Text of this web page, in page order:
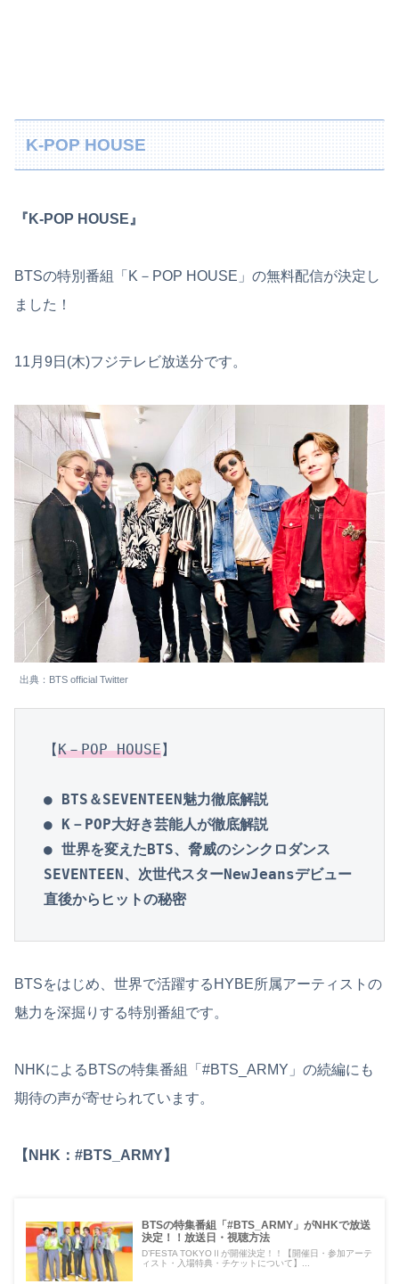
K-POP HOUSE
『K-POP HOUSE』
BTSの特別番組「K－POP HOUSE」の無料配信が決定し
ました！
11月9日(木)フジテレビ放送分です。
出典：BTS official Twitter
【K－POP HOUSE】
● BTS＆SEVENTEEN魅力徹底解説
● K－POP大好き芸能人が徹底解説
● 世界を変えたBTS、脅威のシンクロダンス
SEVENTEEN、次世代スターNewJeansデビュー
直後からヒットの秘密
BTSをはじめ、世界で活躍するHYBE所属アーティストの
魅力を深掘りする特別番組です。
NHKによるBTSの特集番組「#BTS_ARMY」の続編にも
期待の声が寄せられています。
【NHK：#BTS_ARMY】
BTSの特集番組「#BTS_ARMY」がNHKで放送
決定！！放送日・視聴方法
D’FESTA TOKYOⅡが開催決定！！【開催日・参加アーテ
ィスト・入場特典・チケットについて】...